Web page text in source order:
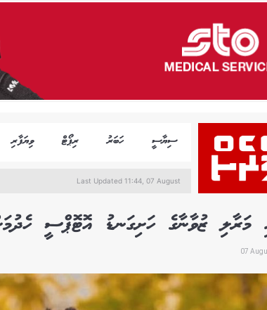
ސިޔާސީ ހަބަރު ރިޕޯޓް ވިޔަފާރި
Last Updated 11:44, 07 August
މަރާލި ޒުވާނާގެ ހަށިގަނޑު އޮޓޮޕްސީ
07